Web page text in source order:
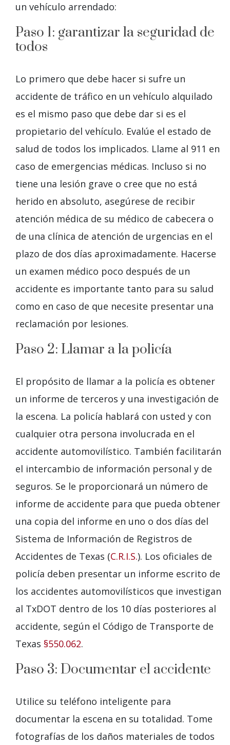
un vehículo arrendado:
Paso 1: garantizar la seguridad de
todos
Lo primero que debe hacer si sufre un
accidente de tráfico en un vehículo alquilado
es el mismo paso que debe dar si es el
propietario del vehículo. Evalúe el estado de
salud de todos los implicados. Llame al 911 en
caso de emergencias médicas. Incluso si no
tiene una lesión grave o cree que no está
herido en absoluto, asegúrese de recibir
atención médica de su médico de cabecera o
de una clínica de atención de urgencias en el
plazo de dos días aproximadamente. Hacerse
un examen médico poco después de un
accidente es importante tanto para su salud
como en caso de que necesite presentar una
reclamación por lesiones.
Paso 2: Llamar a la policía
El propósito de llamar a la policía es obtener
un informe de terceros y una investigación de
la escena. La policía hablará con usted y con
cualquier otra persona involucrada en el
accidente automovilístico. También facilitarán
el intercambio de información personal y de
seguros. Se le proporcionará un número de
informe de accidente para que pueda obtener
una copia del informe en uno o dos días del
Sistema de Información de Registros de
Accidentes de Texas (C.R.I.S.). Los oficiales de
policía deben presentar un informe escrito de
los accidentes automovilísticos que investigan
al TxDOT dentro de los 10 días posteriores al
accidente, según el Código de Transporte de
Texas §550.062.
Paso 3: Documentar el accidente
Utilice su teléfono inteligente para
documentar la escena en su totalidad. Tome
fotografías de los daños materiales de todos